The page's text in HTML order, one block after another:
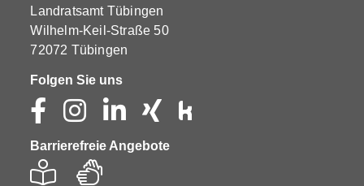
Landratsamt Tübingen
Wilhelm-Keil-Straße 50
72072 Tübingen
Folgen Sie uns
Barrierefreie Angebote